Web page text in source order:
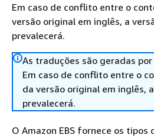
Em caso de conflito entre o
versão original em inglês, a
prevalecerá.
As traduções são geradas
Em caso de conflito entre o
da versão original em inglês,
prevalecerá.
O Amazon EBS fornece os tipos